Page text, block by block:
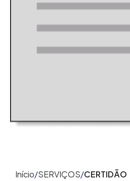
Início SERVIÇOS CERTIDÃO